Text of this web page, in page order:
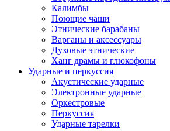
Калимбы
Поющие чаши
Этнические барабаны
Варганы и аксессуары
Духовые этнические
Ханг драмы и глюкофоны
Ударные и перкуссия
Акустические ударные
Электронные ударные
Оркестровые
Перкуссия
Ударные тарелки